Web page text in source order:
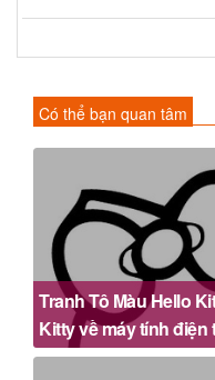
Có thể bạn quan tâm
Tranh Tô Màu Hello
Kitty về máy tính điện